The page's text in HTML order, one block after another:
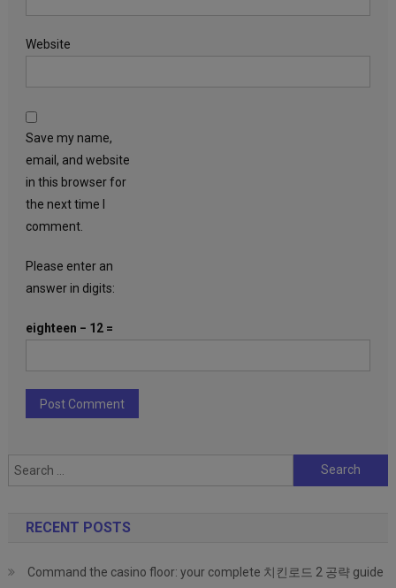
Website
Save my name,
email, and website
in this browser for
the next time I
comment.
Please enter an
answer in digits:
eighteen − 12 =
Search
for:
RECENT POSTS
Command the casino floor: your complete 치킨로드 2 공략 guide